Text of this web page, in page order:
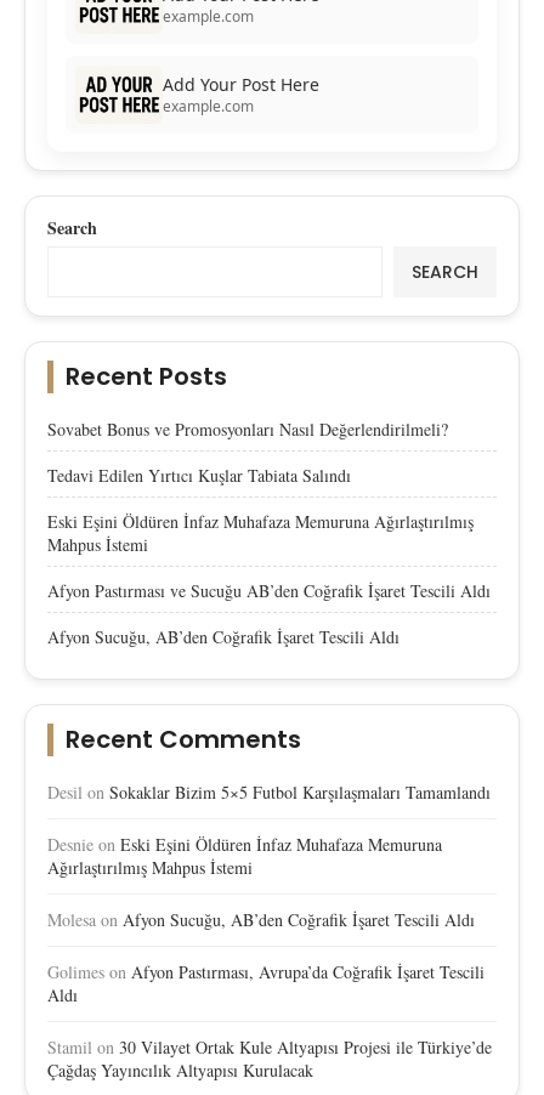
example.com
Add Your Post Here
example.com
Search
SEARCH
Recent Posts
Sovabet Bonus ve Promosyonları Nasıl Değerlendirilmeli?
Tedavi Edilen Yırtıcı Kuşlar Tabiata Salındı
Eski Eşini Öldüren İnfaz Muhafaza Memuruna Ağırlaştırılmış
Mahpus İstemi
Afyon Pastırması ve Sucuğu AB’den Coğrafik İşaret Tescili Aldı
Afyon Sucuğu, AB’den Coğrafik İşaret Tescili Aldı
Recent Comments
Desil on Sokaklar Bizim 5×5 Futbol Karşılaşmaları Tamamlandı
Desnie on Eski Eşini Öldüren İnfaz Muhafaza Memuruna
Ağırlaştırılmış Mahpus İstemi
Molesa on Afyon Sucuğu, AB’den Coğrafik İşaret Tescili Aldı
Golimes on Afyon Pastırması, Avrupa’da Coğrafik İşaret Tescili
Aldı
Stamil on 30 Vilayet Ortak Kule Altyapısı Projesi ile Türkiye’de
Çağdaş Yayıncılık Altyapısı Kurulacak